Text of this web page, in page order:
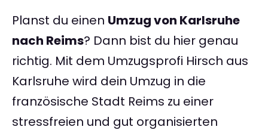
Planst du einen Umzug von Karlsruhe
nach Reims? Dann bist du hier genau
richtig. Mit dem Umzugsprofi Hirsch aus
Karlsruhe wird dein Umzug in die
französische Stadt Reims zu einer
stressfreien und gut organisierten